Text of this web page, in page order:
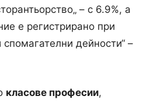
– с 6.9%, а
е регистрирано при
дейности“ –
класове професии,